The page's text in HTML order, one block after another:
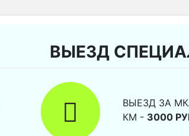
ВЫЕЗД
ВЫЕЗД ЗА
КМ - 3000